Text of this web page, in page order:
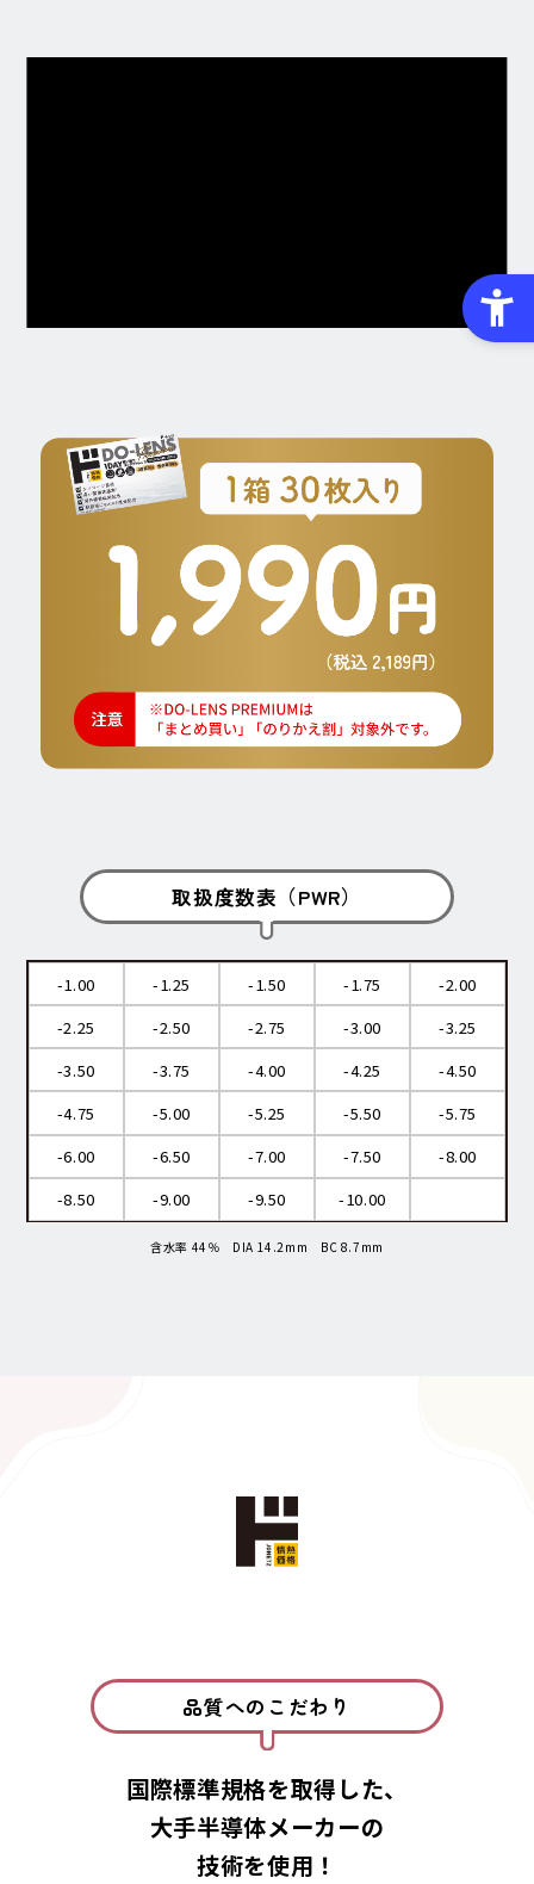
取扱度数表（PWR）
-1.00 -1.25 -1.50 -1.75
-2.00
-2.25
-2.50 -2.75 -3.00
-3.25
-3.50
-3.75 -4.00 -4.25
-4.50
-4.75
-5.00 -5.25 -5.50
-5.75
-6.00
-6.50 -7.00 -7.50
-8.00
-8.50
-9.00 -9.50 -10.00
含水率 44％ DIA 14.2mm BC 8.7mm
品質へのこだわり
国際標準規格を取得した、
大手半導体メーカーの
技術を使用！